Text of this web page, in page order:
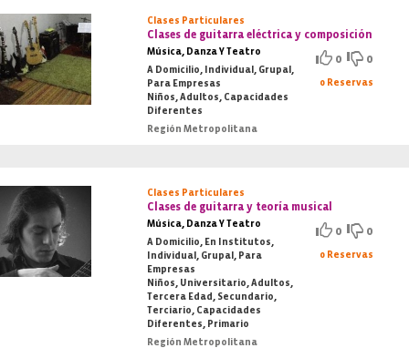
Clases Particulares
Clases de guitarra eléctrica y composición
Música, Danza Y Teatro
A Domicilio, Individual, Grupal,
Para Empresas
Niños, Adultos, Capacidades
Diferentes
Región Metropolitana
0 0
0 Reservas
Clases Particulares
Clases de guitarra y teoría musical
Música, Danza Y Teatro
A Domicilio, En Institutos,
Individual, Grupal, Para
Empresas
Niños, Universitario, Adultos,
Tercera Edad, Secundario,
Terciario, Capacidades
Diferentes, Primario
Región Metropolitana
0 0
0 Reservas